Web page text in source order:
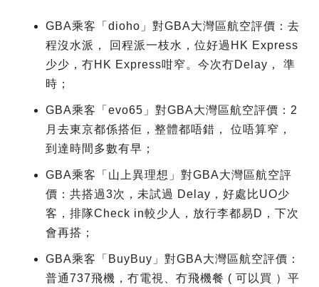
GBA乘客「dioho」對GBA大灣區航空評價：去
程沒水派， 回程派一枝水，位好過HK Express
少少，冇HK Express咁窄。今次冇Delay， 準
時；
GBA乘客「evo65」對GBA大灣區航空評價：2
月去東京都係搭佢，整體都唔錯， 位唔算窄，
到達時間多數有早；
GBA乘客「山上異理想」對GBA大灣區航空評
價：共搭過3次，未試過 Delay，好處比UO少
客，排隊Check in較少人，放行李都易D，下次
會再搭；
GBA乘客「BuyBuy」對GBA大灣區航空評價：
普通737飛機，冇電視、冇飛機餐 ( 可以買 ）平